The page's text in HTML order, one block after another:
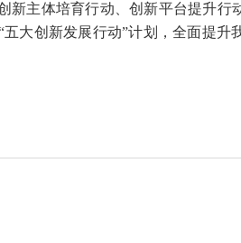
主体培育行动、创新平台提升行
大创新发展行动”计划，全面提升